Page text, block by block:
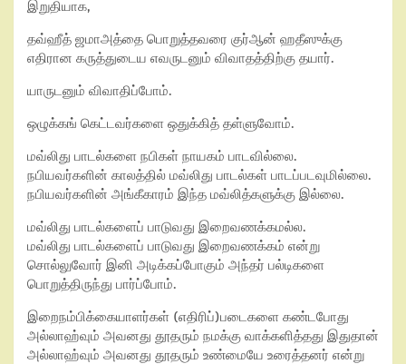
இறுதியாக,
தவ்ஹீத் ஜமாஅத்தை பொறுத்தவரை குர்ஆன் ஹதீஸுக்கு
எதிரான கருத்துடைய எவருடனும் விவாதத்திற்கு தயார்.
யாருடனும் விவாதிப்போம்.
ஒழுக்கங் கெட்டவர்களை ஒதுக்கித் தள்ளுவோம்.
மவ்லிது பாடல்களை நபிகள் நாயகம் பாடவில்லை.
நபியவர்களின் காலத்தில் மவ்லிது பாடல்கள் பாடப்படவுமில்லை.
நபியவர்களின் அங்கீகாரம் இந்த மவ்லித்களுக்கு இல்லை.
மவ்லிது பாடல்களைப் பாடுவது இறைவணக்கமல்ல.
மவ்லிது பாடல்களைப் பாடுவது இறைவணக்கம் என்று
சொல்லுவோர் இனி அடிக்கப்போகும் அந்தர் பல்டிகளை
பொறுத்திருந்து பார்ப்போம்.
இறைநம்பிக்கையாளர்கள் (எதிரிப்)படைகளை கண்டபோது
அல்லாஹ்வும் அவனது தூதரும் நமக்கு வாக்களித்தது இதுதான்
அல்லாஹ்வும் அவனது தூதரும் உண்மையே உரைத்தனர் என்று